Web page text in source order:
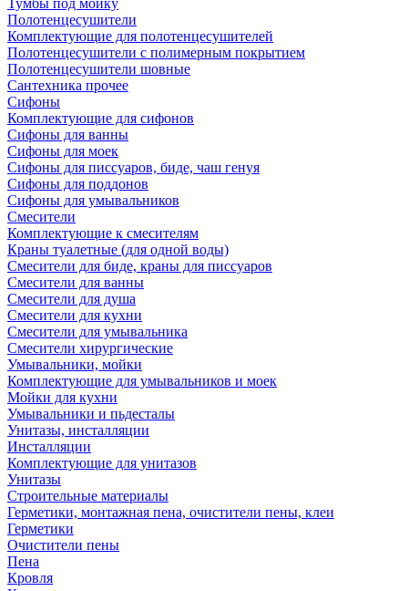
Тумбы под мойку
Полотенцесушители
Комплектующие для полотенцесушителей
Полотенцесушители с полимерным покрытием
Полотенцесушители шовные
Сантехника прочее
Сифоны
Комплектующие для сифонов
Сифоны для ванны
Сифоны для моек
Сифоны для писсуаров, биде, чаш генуя
Сифоны для поддонов
Сифоны для умывальников
Смесители
Комплектующие к смесителям
Краны туалетные (для одной воды)
Смесители для биде, краны для писсуаров
Смесители для ванны
Смесители для душа
Смесители для кухни
Смесители для умывальника
Смесители хирургические
Умывальники, мойки
Комплектующие для умывальников и моек
Мойки для кухни
Умывальники и пьдесталы
Унитазы, инсталляции
Инсталляции
Комплектующие для унитазов
Унитазы
Строительные материалы
Герметики, монтажная пена, очистители пены, клеи
Герметики
Очистители пены
Пена
Кровля